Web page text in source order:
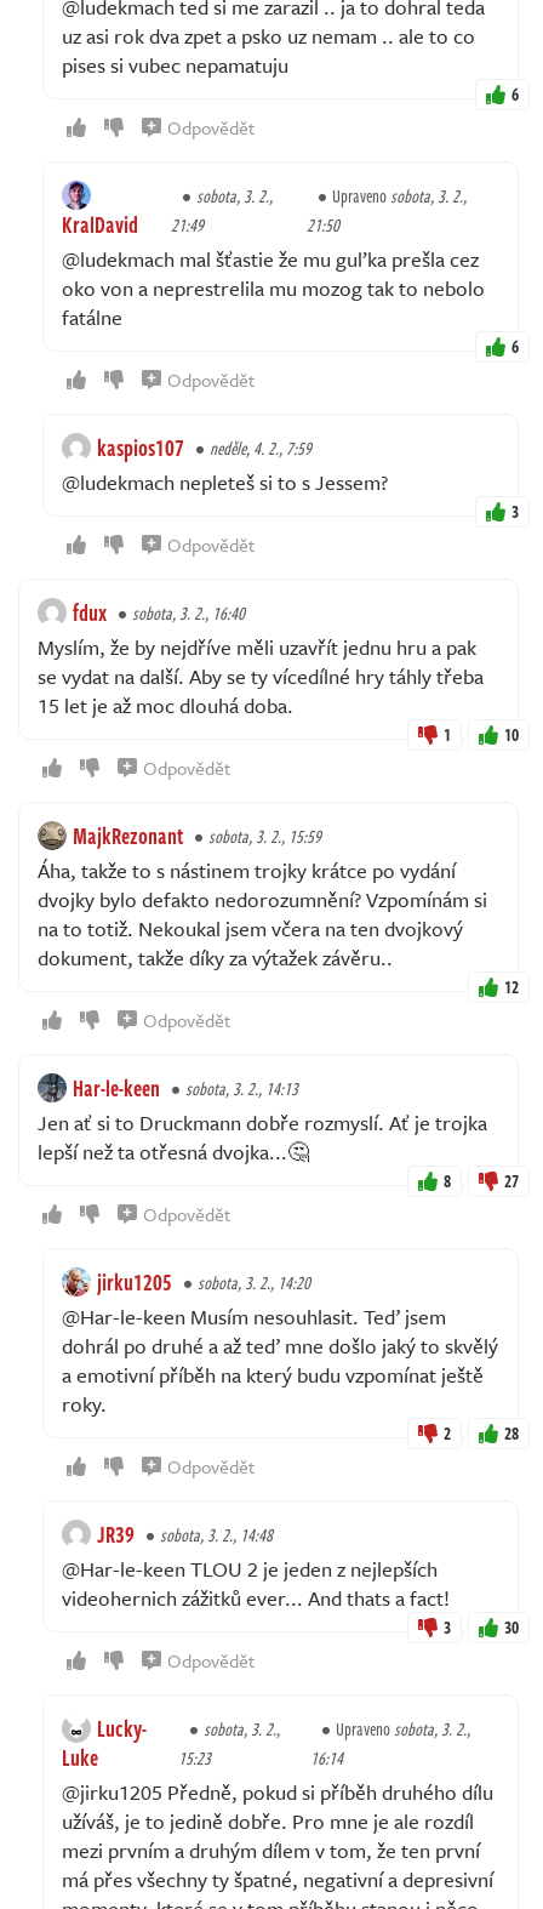
@ludekmach ted si me zarazil .. ja to dohral teda
uz asi rok dva zpet a psko uz nemam .. ale to co
pises si vubec nepamatuju
6
Odpovědět
KralDavid
sobota, 3. 2.,
21:49
Upravenosobota, 3. 2.,
21:50
@ludekmach mal šťastie že mu guľka prešla cez
oko von a neprestrelila mu mozog tak to nebolo
fatálne
6
Odpovědět
kaspios107 neděle, 4. 2., 7:59
@ludekmach nepleteš si to s Jessem?
3
Odpovědět
fdux sobota, 3. 2., 16:40
Myslím, že by nejdříve měli uzavřít jednu hru a pak
se vydat na další. Aby se ty vícedílné hry táhly třeba
15 let je až moc dlouhá doba.
1 10
Odpovědět
MajkRezonant sobota, 3. 2., 15:59
Áha, takže to s nástinem trojky krátce po vydání
dvojky bylo defakto nedorozumnění? Vzpomínám si
na to totiž. Nekoukal jsem včera na ten dvojkový
dokument, takže díky za výtažek závěru..
12
Odpovědět
Har-le-keen sobota, 3. 2., 14:13
Jen ať si to Druckmann dobře rozmyslí. Ať je trojka
lepší než ta otřesná dvojka...🤔
8 27
Odpovědět
jirku1205 sobota, 3. 2., 14:20
@Har-le-keen Musím nesouhlasit. Teď jsem
dohrál po druhé a až teď mne došlo jaký to skvělý
a emotivní příběh na který budu vzpomínat ještě
roky.
2 28
Odpovědět
JR39 sobota, 3. 2., 14:48
@Har-le-keen TLOU 2 je jeden z nejlepších
videohernich zážitků ever... And thats a fact!
3 30
Odpovědět
Lucky-
Luke
sobota, 3. 2.,
15:23
Upravenosobota, 3. 2.,
16:14
@jirku1205 Předně, pokud si příběh druhého dílu
užíváš, je to jedině dobře. Pro mne je ale rozdíl
mezi prvním a druhým dílem v tom, že ten první
má přes všechny ty špatné, negativní a depresivní